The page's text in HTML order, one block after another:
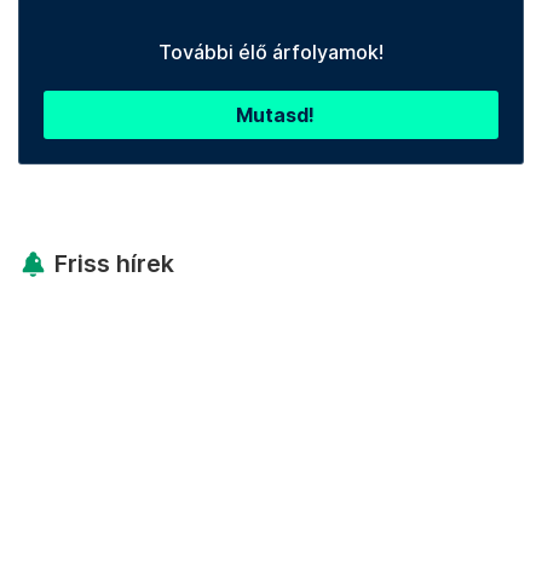
További élő árfolyamok!
Mutasd!
Friss hírek